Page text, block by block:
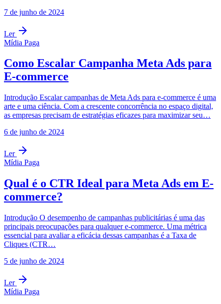
7 de junho de 2024
Ler
Mídia Paga
Como Escalar Campanha Meta Ads para
E-commerce
Introdução Escalar campanhas de Meta Ads para e-commerce é uma
arte e uma ciência. Com a crescente concorrência no espaço digital,
as empresas precisam de estratégias eficazes para maximizar seu…
6 de junho de 2024
Ler
Mídia Paga
Qual é o CTR Ideal para Meta Ads em E-
commerce?
Introdução O desempenho de campanhas publicitárias é uma das
principais preocupações para qualquer e-commerce. Uma métrica
essencial para avaliar a eficácia dessas campanhas é a Taxa de
Cliques (CTR…
5 de junho de 2024
Ler
Mídia Paga